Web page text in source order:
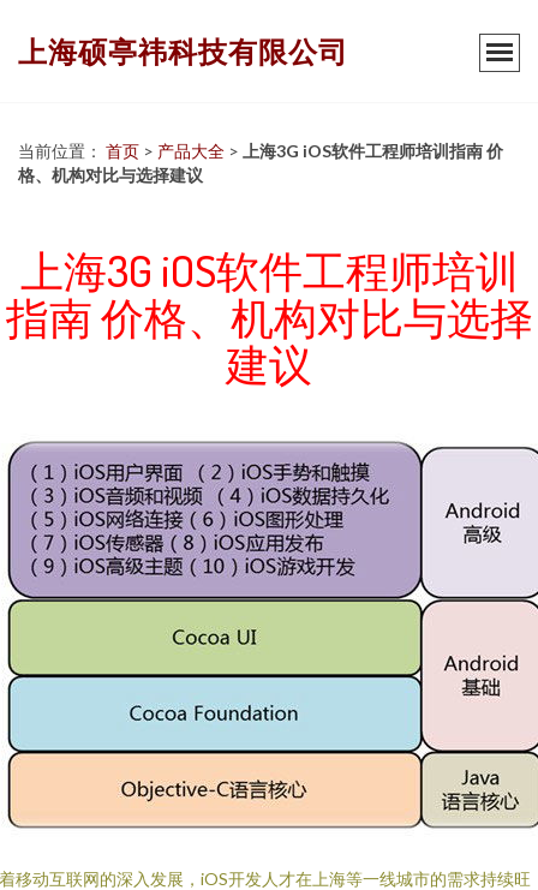
上海硕亭祎科技有限公司
当前位置： 首页 > 产品大全 >
上海3G iOS软件工程师培训指南 价
格、机构对比与选择建议
上海3G iOS软件工程师培训
指南 价格、机构对比与选择
建议
移动互联网的深入发展，iOS开发人才在上海等一线城市的需求持续旺